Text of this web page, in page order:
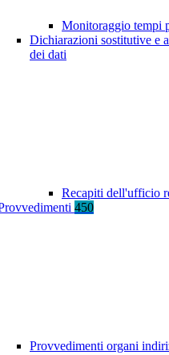
Monitoraggio tempi
Dichiarazioni sostitutive e
dei dati
Recapiti dell'ufficio
450
Provvedimenti organi